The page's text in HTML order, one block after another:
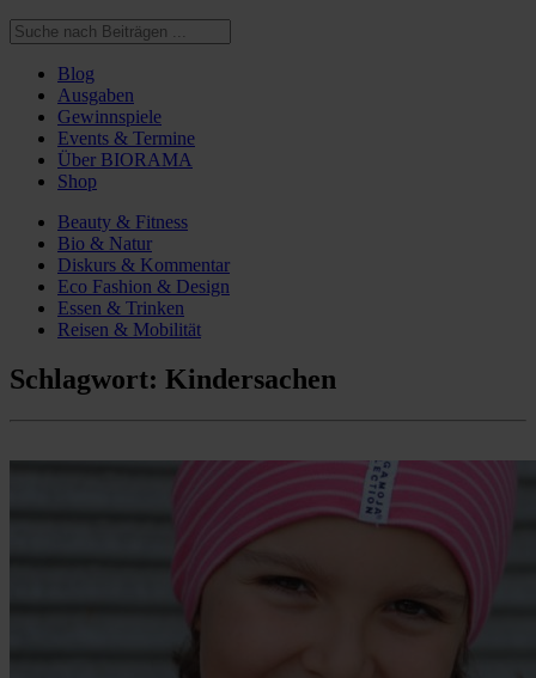
Blog
Ausgaben
Gewinnspiele
Events & Termine
Über BIORAMA
Shop
Beauty & Fitness
Bio & Natur
Diskurs & Kommentar
Eco Fashion & Design
Essen & Trinken
Reisen & Mobilität
Schlagwort: Kindersachen